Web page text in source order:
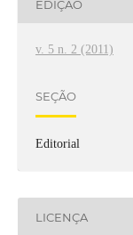
EDIÇÃO
v. 5 n. 2 (2011)
SEÇÃO
Editorial
LICENÇA